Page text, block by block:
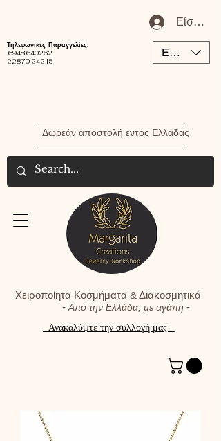
Δωρεάν αποστολή εντός Ελλάδας
EUR (€)
Τηλεφωνικές Παραγγελίες:
6948 640262
22870 24215
Ανακαλύψτε την συλλογή μας
Χειροποίητα Κοσμήματα & Διακοσμητικά
- Από την Ελλάδα, με αγάπη -